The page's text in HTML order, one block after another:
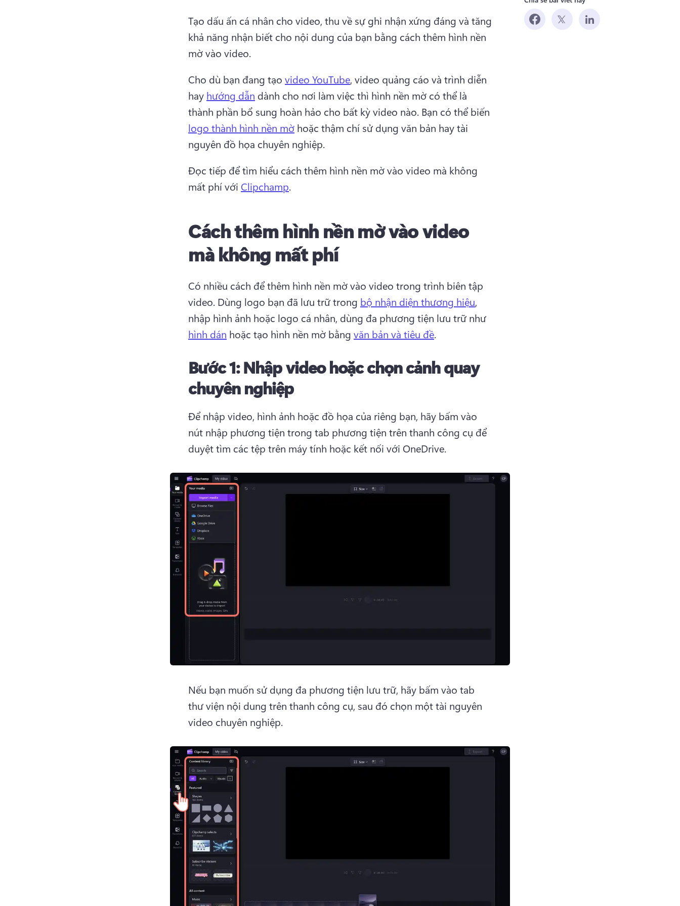
Tạo dấu ấn cá nhân cho video, thu về sự ghi nhận xứng đáng và tăng
khả năng nhận biết cho nội dung của bạn bằng cách thêm hình nền
mờ vào video.
Cho dù bạn đang tạo video YouTube, video quảng cáo và trình diễn
hay hướng dẫn dành cho nơi làm việc thì hình nền mờ có thể là
thành phần bổ sung hoàn hảo cho bất kỳ video nào.
logo thành hình nền mờ hoặc thậm chí sử dụng văn bản hay tài
nguyên đồ họa chuyên nghiệp.
Đọc tiếp để tìm hiểu cách thêm hình nền mờ vào video mà không
mất phí với Clipchamp.
Cách thêm hình nền mờ vào video
mà không mất phí
Có nhiều cách để thêm hình nền mờ vào video trong trình biên tập
video. Dùng logo bạn đã lưu trữ trong bộ nhận diện thương hiệu,
nhập hình ảnh hoặc logo cá nhân, dùng đa phương tiện lưu trữ như
hình dán hoặc tạo hình nền mờ bằng văn bản và tiêu đề.
Bước 1:Nhập video hoặc chọn cảnh quay
chuyên nghiệp
Để nhập video, hình ảnh hoặc đồ họa của riêng bạn, hãy bấm vào
nút nhập phương tiện trong tab phương tiện trên thanh công cụ để
duyệt tìm các tệp trên máy tính hoặc kết nối với OneDrive.
Nếu bạn muốn sử dụng đa phương tiện lưu trữ, hãy bấm vào tab
thư viện nội dung trên thanh công cụ, sau đó chọn một tài nguyên
video chuyên nghiệp.